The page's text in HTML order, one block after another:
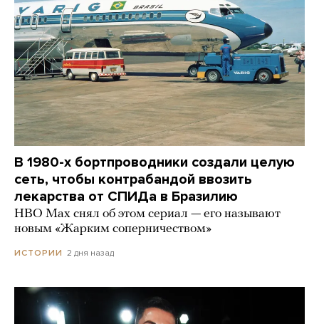
В 1980-х бортпроводники создали целую
сеть, чтобы контрабандой ввозить
лекарства от СПИДа в Бразилию
HBO Max снял об этом сериал — его называют
новым «Жарким соперничеством»
ИСТОРИИ 2 дня назад